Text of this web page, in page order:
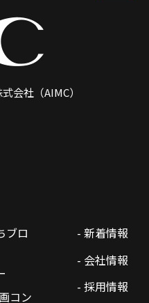
会社（AIMC）
ブロ
コン
- 新着情報
- 会社情報
- 採用情報